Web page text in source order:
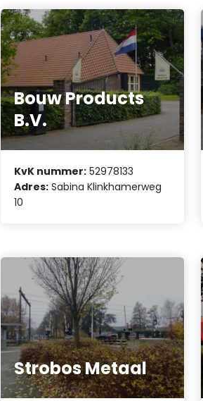
Bouw Products
B.V.
KvK nummer: 52978133
Adres: Sabina Klinkhamerweg
10
Strobos Metaal